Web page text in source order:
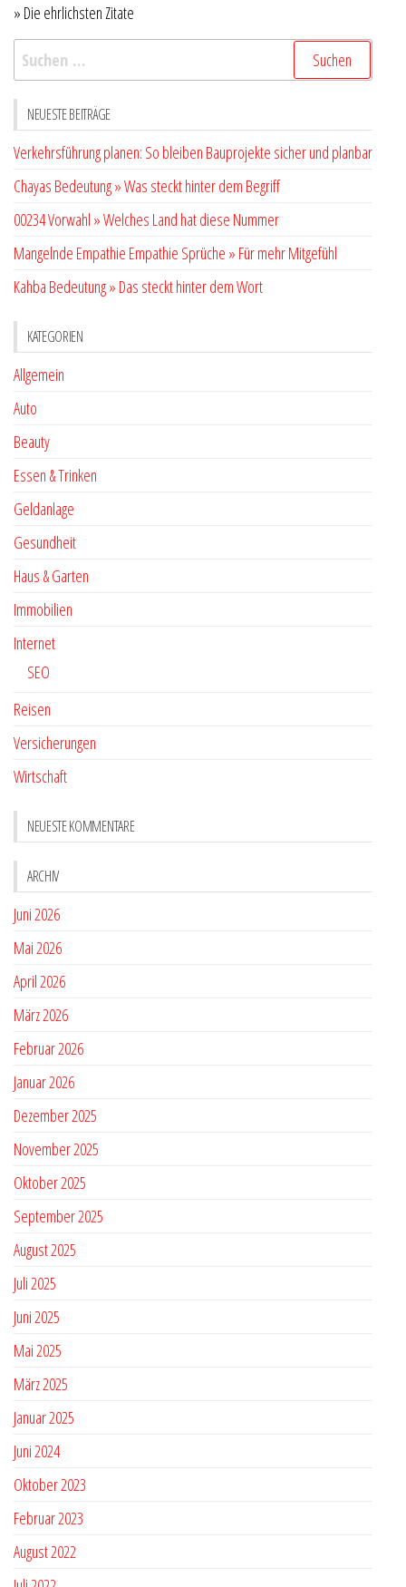
» Die ehrlichsten Zitate
Suchen
nach:
NEUESTE BEITRÄGE
Verkehrsführung planen: So bleiben Bauprojekte sicher und planbar
Chayas Bedeutung » Was steckt hinter dem Begriff
00234 Vorwahl » Welches Land hat diese Nummer
Mangelnde Empathie Empathie Sprüche » Für mehr Mitgefühl
Kahba Bedeutung » Das steckt hinter dem Wort
KATEGORIEN
Allgemein
Auto
Beauty
Essen & Trinken
Geldanlage
Gesundheit
Haus & Garten
Immobilien
Internet
SEO
Reisen
Versicherungen
Wirtschaft
NEUESTE KOMMENTARE
ARCHIV
Juni 2026
Mai 2026
April 2026
März 2026
Februar 2026
Januar 2026
Dezember 2025
November 2025
Oktober 2025
September 2025
August 2025
Juli 2025
Juni 2025
Mai 2025
März 2025
Januar 2025
Juni 2024
Oktober 2023
Februar 2023
August 2022